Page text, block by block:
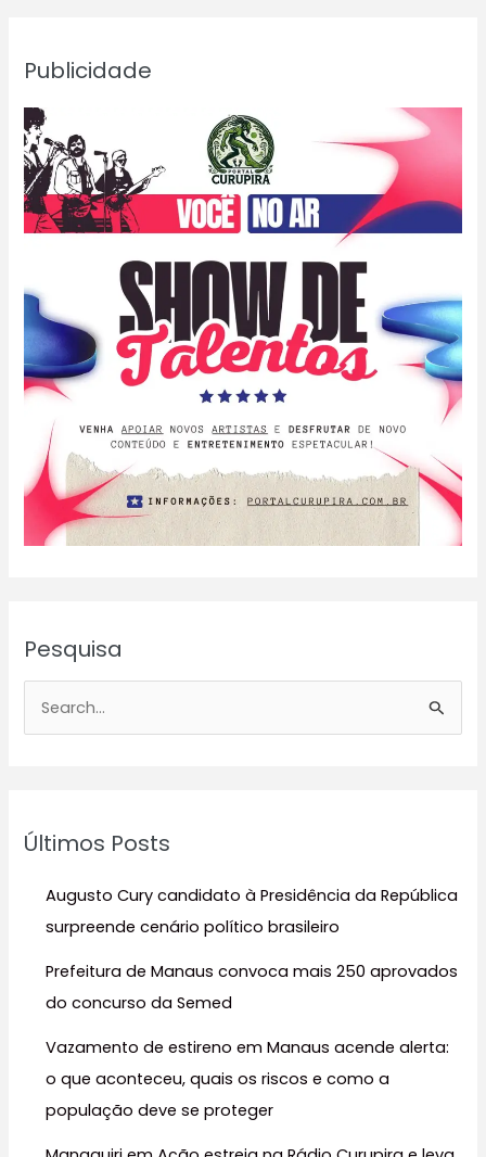
Publicidade
Pesquisa
iÚltimos Posts
Augusto Cury candidato à Presidência da República
surpreende cenário político brasileiro
Prefeitura de Manaus convoca mais 250 aprovados
do concurso da Semed
Vazamento de estireno em Manaus acende alerta:
o que aconteceu, quais os riscos e como a
população deve se proteger